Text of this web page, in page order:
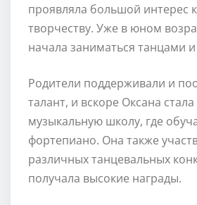
проявляла большой интерес к
творчеству. Уже в юном
начала заниматься танцами
Родители поддерживали и
талант, и вскоре Оксана
музыкальную школу, где
фортепиано. Она также
различных танцевальных
получала высокие награды.